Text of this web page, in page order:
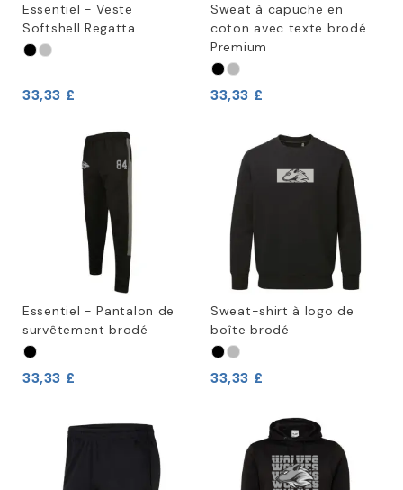
Essentiel - Veste
Softshell Regatta
33,33 £
Sweat à capuche en
coton avec texte brodé
Premium
33,33 £
Essentiel - Pantalon de
survêtement brodé
33,33 £
Sweat-shirt à logo de
boîte brodé
33,33 £